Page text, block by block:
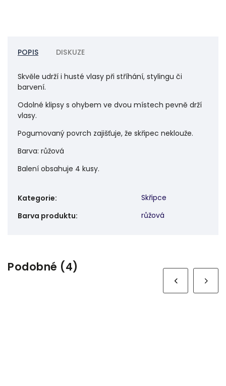
POPIS DISKUZE
Skvěle udrží i husté vlasy při stříhání, stylingu či
barvení.
Odolné klipsy s ohybem ve dvou místech pevně drží
vlasy.
Pogumovaný povrch zajišťuje, že skřipec neklouže.
Barva: růžová
Balení obsahuje 4 kusy.
Kategorie:
Skřipce
Barva produktu: růžová
Podobné (4)
Next